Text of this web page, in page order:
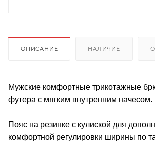
ОПИСАНИЕ НАЛИЧИЕ
Мужские комфортные трикотажные
футера с мягким внутренним начесом.
Пояс на резинке с кулиской для
комфортной регулировки ширины по